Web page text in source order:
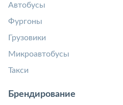
Автобусы
Фургоны
Грузовики
Микроавтобусы
Такси
Брендирование